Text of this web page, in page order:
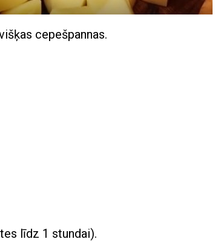
cepešpannas.
līdz 1 stundai).